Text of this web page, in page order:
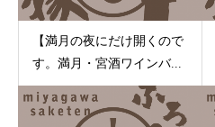
【満月の夜にだけ開くので
す。満月・宮酒ワインバ...